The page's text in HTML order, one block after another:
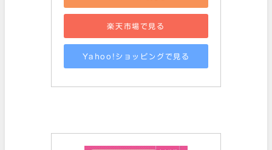
楽天市場で見る
Yahoo!ショッピングで見る